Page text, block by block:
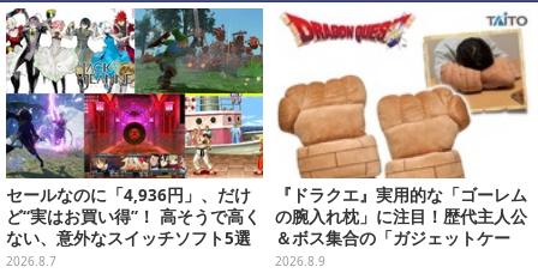
セールなのに「4,936円」、だけ
ど“実はお買い得”！ 高そうで高く
ない、意外なスイッチソフト5選
2026.8.7
『ドラクエ』実用的な「ゴーレム
の腕入れ枕」に注目！歴代主人公
＆ボス集合の「ガジェットケー
ス」ほか9プライズが続々展開
2026.8.9